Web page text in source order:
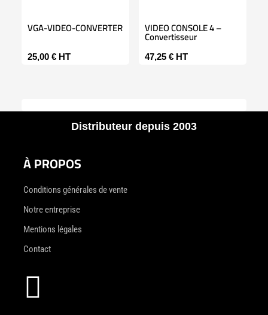
VGA-VIDEO-CONVERTER
25,00 € HT
VIDEO CONSOLE 4 –
Convertisseur
47,25 € HT
Distributeur depuis 2003
À PROPOS
Conditions générales de vente
Notre entreprise
Mentions légales
Contact
